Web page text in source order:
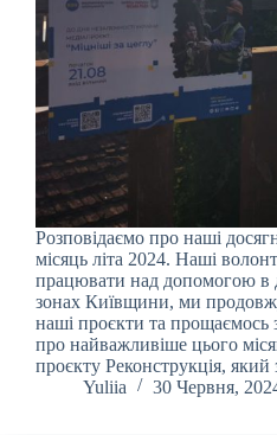
Розповідаємо про наші
місяць літа 2024. Наші
працювати над допомогою в
зонах Київщини, ми
наші проєкти та прощаємось
про найважливіше цього
проєкту Реконструкція,
Yuliia
30 Червня,